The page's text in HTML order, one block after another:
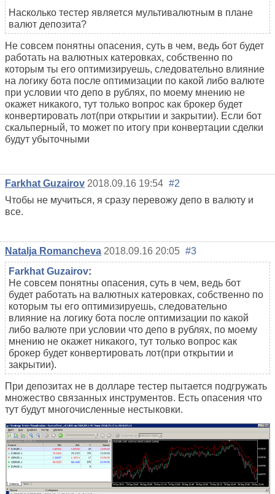
Насколько тестер является мультивалютным в плане
валют депозита?
Не совсем понятны опасения, суть в чем, ведь бот будет
работать на валютных катеровках, собственно по
которым ты его оптимизируешь, следовательно влияние
на логику бота после оптимизации по какой либо валюте
при условии что депо в рублях, по моему мнению не
окажет никакого, тут только вопрос как брокер будет
конвертировать лот(при открытии и закрытии). Если бот
скальперный, то может по итогу при конвертации сделки
будут убыточными
Farkhat Guzairov 2018.09.16 19:54 #2
Чтобы не мучиться, я сразу перевожу депо в валюту и
все.
Natalja Romancheva 2018.09.16 20:05 #3
Farkhat Guzairov:
Не совсем понятны опасения, суть в чем, ведь бот
будет работать на валютных катеровках, собственно по
которым ты его оптимизируешь, следовательно
влияние на логику бота после оптимизации по какой
либо валюте при условии что депо в рублях, по моему
мнению не окажет никакого, тут только вопрос как
брокер будет конвертировать лот(при открытии и
закрытии).
При депозитах не в долларе тестер пытается подгружать
множество связанных инструментов. Есть опасения что
тут будут многочисленные нестыковки.